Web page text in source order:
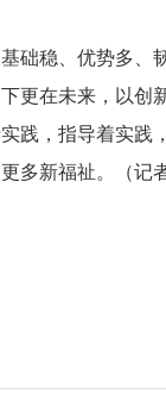
础稳、优势多、
更在未来，以创
践，指导着实践
多新福祉。（记